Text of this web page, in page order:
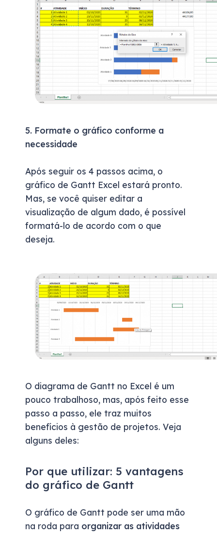
5. Formate o gráfico conforme a
necessidade
Após seguir os 4 passos acima, o
gráfico de Gantt Excel estará pronto.
Mas, se você quiser editar a
visualização de algum dado, é possível
formatá-lo de acordo com o que
deseja.
O diagrama de Gantt no Excel é um
pouco trabalhoso, mas, após feito esse
passo a passo, ele traz muitos
benefícios à gestão de projetos. Veja
alguns deles:
Por que utilizar: 5 vantagens
do gráfico de Gantt
O gráfico de Gantt pode ser uma mão
na roda para organizar as atividades